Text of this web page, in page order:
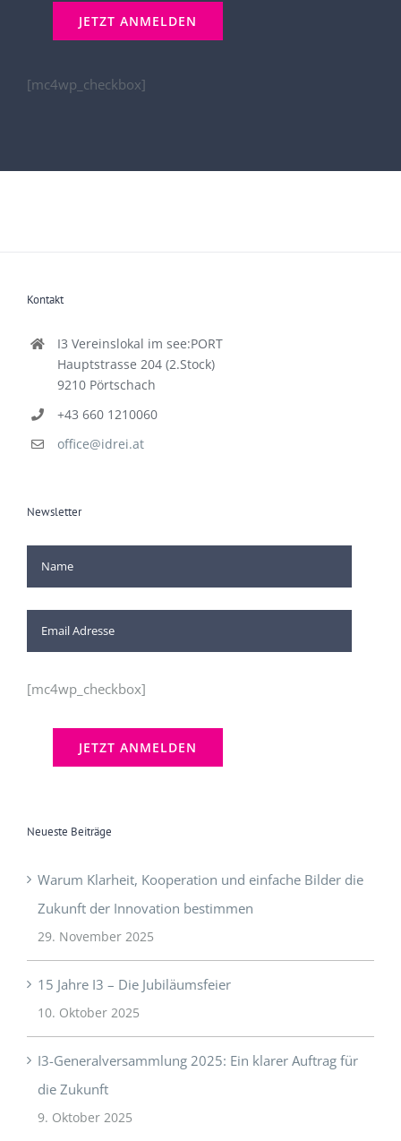
[mc4wp_checkbox]
Kontakt
I3 Vereinslokal im see:PORT
Hauptstrasse 204 (2.Stock)
9210 Pörtschach
+43 660 1210060
office@idrei.at
Newsletter
[mc4wp_checkbox]
Neueste Beiträge
Warum Klarheit, Kooperation und einfache Bilder die
Zukunft der Innovation bestimmen
29. November 2025
15 Jahre I3 – Die Jubiläumsfeier
10. Oktober 2025
I3-Generalversammlung 2025: Ein klarer Auftrag für
die Zukunft
9. Oktober 2025